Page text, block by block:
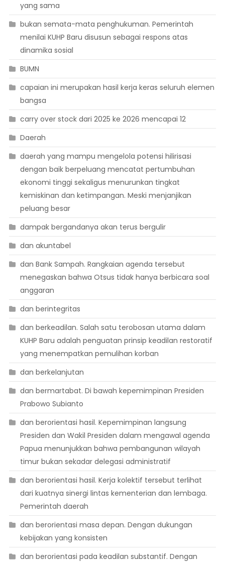
yang sama
bukan semata-mata penghukuman. Pemerintah
menilai KUHP Baru disusun sebagai respons atas
dinamika sosial
BUMN
capaian ini merupakan hasil kerja keras seluruh elemen
bangsa
carry over stock dari 2025 ke 2026 mencapai 12
Daerah
daerah yang mampu mengelola potensi hilirisasi
dengan baik berpeluang mencatat pertumbuhan
ekonomi tinggi sekaligus menurunkan tingkat
kemiskinan dan ketimpangan. Meski menjanjikan
peluang besar
dampak bergandanya akan terus bergulir
dan akuntabel
dan Bank Sampah. Rangkaian agenda tersebut
menegaskan bahwa Otsus tidak hanya berbicara soal
anggaran
dan berintegritas
dan berkeadilan. Salah satu terobosan utama dalam
KUHP Baru adalah penguatan prinsip keadilan restoratif
yang menempatkan pemulihan korban
dan berkelanjutan
dan bermartabat. Di bawah kepemimpinan Presiden
Prabowo Subianto
dan berorientasi hasil. Kepemimpinan langsung
Presiden dan Wakil Presiden dalam mengawal agenda
Papua menunjukkan bahwa pembangunan wilayah
timur bukan sekadar delegasi administratif
dan berorientasi hasil. Kerja kolektif tersebut terlihat
dari kuatnya sinergi lintas kementerian dan lembaga.
Pemerintah daerah
dan berorientasi masa depan. Dengan dukungan
kebijakan yang konsisten
dan berorientasi pada keadilan substantif. Dengan